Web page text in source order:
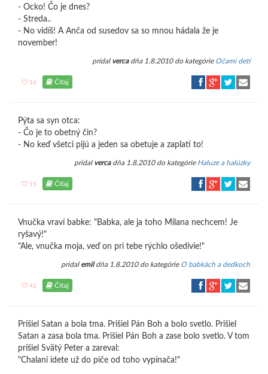
- Ocko! Čo je dnes?
- Streda..
- No vidíš! A Anča od susedov sa so mnou hádala že je
november!
pridal vercadňa 1.8.2010 do kategórie Očami detí
16 Čítaj
Pýta sa syn otca:
- Čo je to obetný čin?
- No keď všetci pijú a jeden sa obetuje a zaplatí to!
pridal vercadňa 1.8.2010 do kategórie Haluze a halúzky
15 Čítaj
Vnučka vraví babke: "Babka, ale ja toho Milana nechcem! Je
ryšavý!"
"Ale, vnučka moja, veď on pri tebe rýchlo ošedivie!"
pridal emildňa 1.8.2010 do kategórie O babkách a dedkoch
41 Čítaj
Prišiel Satan a bola tma. Prišiel Pán Boh a bolo svetlo. Prišiel
Satan a zasa bola tma. Prišiel Pán Boh a zase bolo svetlo. V tom
prišiel Svätý Peter a zareval:
"Chalani idete už do piče od toho vypínača!"